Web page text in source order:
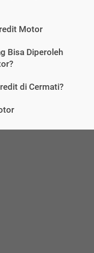
Motor
Bisa Diperoleh
di Cermati?